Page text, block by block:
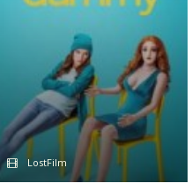
LostFilm